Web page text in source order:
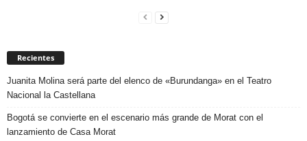
Recientes
Juanita Molina será parte del elenco de «Burundanga» en el Teatro
Nacional la Castellana
Bogotá se convierte en el escenario más grande de Morat con el
lanzamiento de Casa Morat